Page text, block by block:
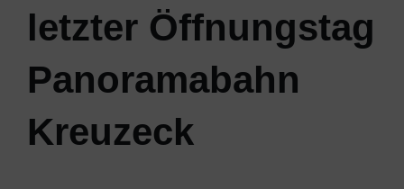
letzter Öffnungstag
Panoramabahn
Kreuzeck